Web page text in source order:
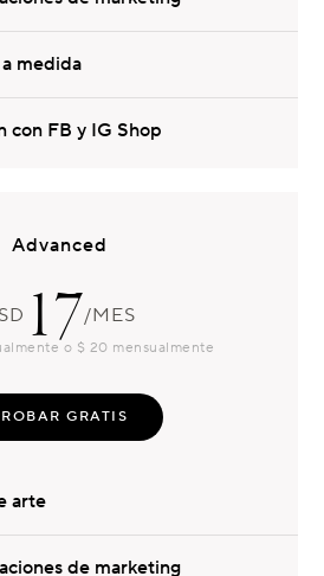
medida
con FB y IG Shop
Advanced
17/MES
o $ 20 mensualmente
GRATIS
arte
de marketing